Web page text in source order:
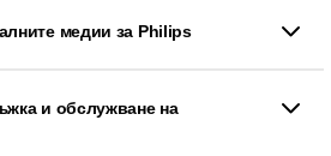
медии за Philips
и обслужване на